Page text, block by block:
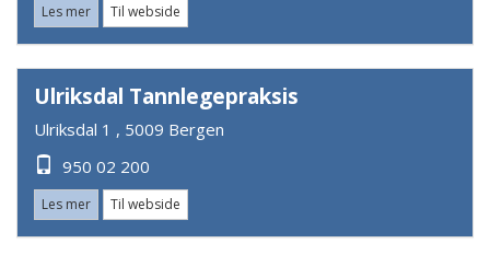
Les mer Til webside
Ulriksdal Tannlegepraksis
Ulriksdal 1 , 5009 Bergen
950 02 200
Les mer Til webside